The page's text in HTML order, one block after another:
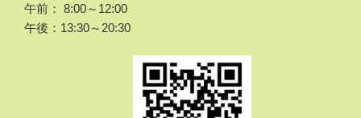
午前： 8:00～12:00
午後：13:30～20:30